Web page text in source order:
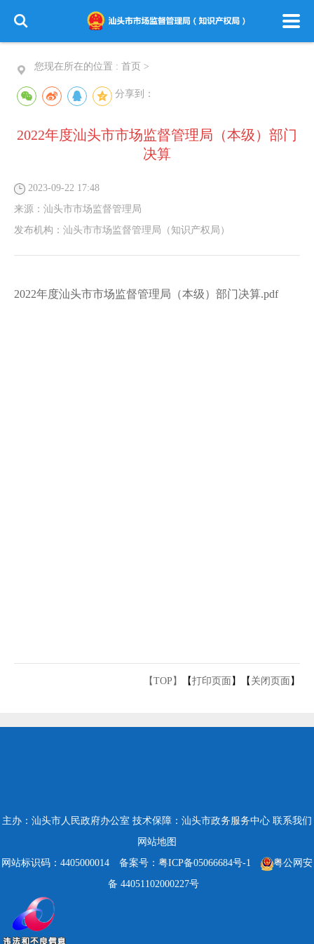
您现在所在的位置 : 首页 >
分享到：
2022年度汕头市市场监督管理局（本级）部门
决算
2023-09-22 17:48
来源： 汕头市市场监督管理局
发布机构： 汕头市市场监督管理局（知识产权局）
2022年度汕头市市场监督管理局（本级）部门决算.pdf
【TOP】 【打印页面 】【 关闭页面 】
主办：汕头市人民政府办公室 技术保障：汕头市政务服务中心 联系我们
网站地图
网站标识码：4405000014
备案号：粤ICP备05066684号-1
粤公网安
备 44051102000227号